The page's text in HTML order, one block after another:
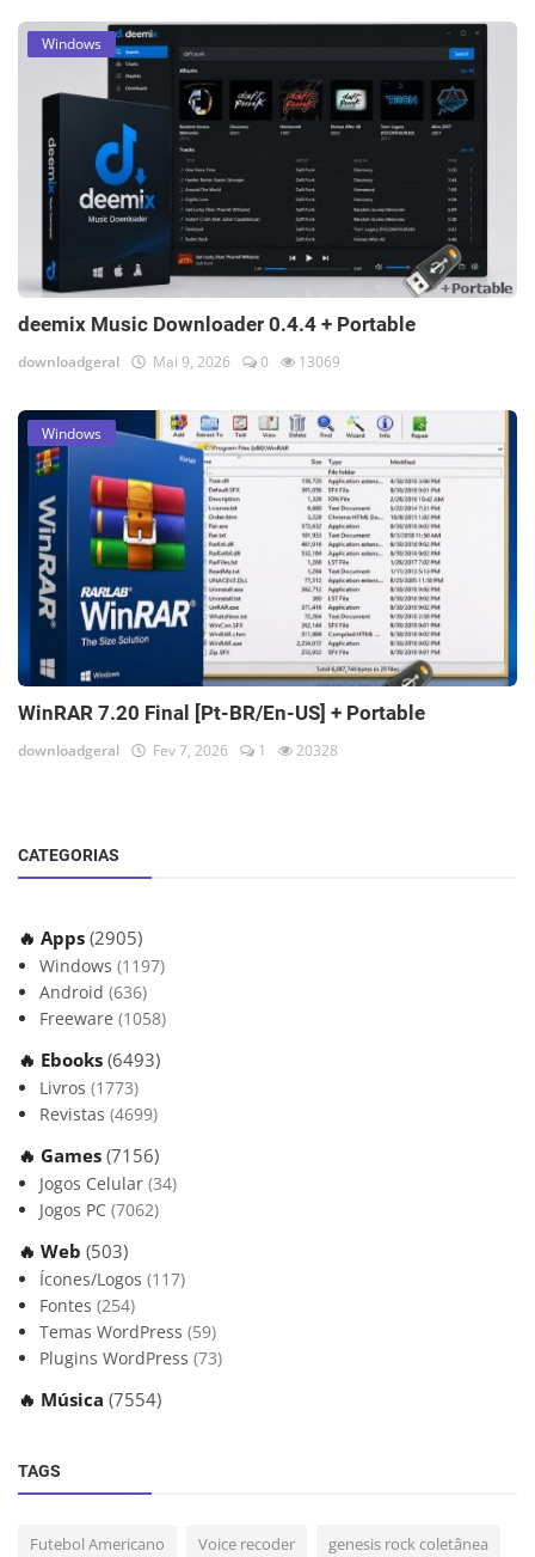
Windows
deemix Music Downloader 0.4.4 + Portable
downloadgeral Mai 9, 2026 0 13069
Windows
WinRAR 7.20 Final [Pt-BR/En-US] + Portable
downloadgeral Fev 7, 2026 1 20328
CATEGORIAS
🔥 Apps (2905)
Windows (1197)
Android (636)
Freeware (1058)
🔥 Ebooks (6493)
Livros (1773)
Revistas (4699)
🔥 Games (7156)
Jogos Celular (34)
Jogos PC (7062)
🔥 Web (503)
Ícones/Logos (117)
Fontes (254)
Temas WordPress (59)
Plugins WordPress (73)
🔥 Música (7554)
TAGS
Futebol Americano Voice recoder genesis rock coletânea